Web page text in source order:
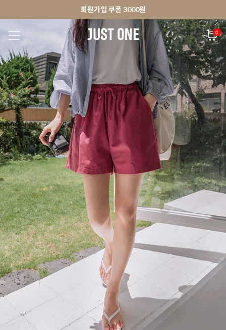
앱 다운로드 10% 할인쿠폰
🚀오늘출발상품 당일발송 배송중
회원가입 쿠폰 3000원
앱 다운로드 10% 할인쿠폰
0
NEW 7% BEST 🚀오늘출발 MADE . J 상의 팬츠